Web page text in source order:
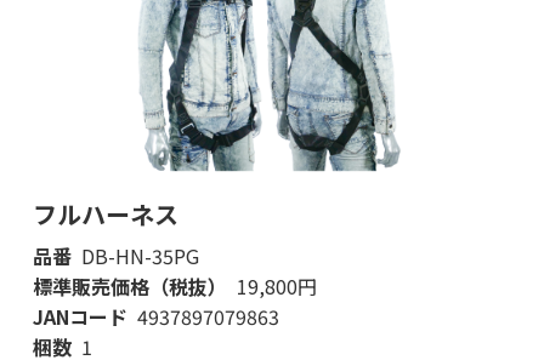
フルハーネス
品番 DB-HN-35PG
標準販売価格（税抜）
19,800円
JANコード 4937897079863
梱数 1